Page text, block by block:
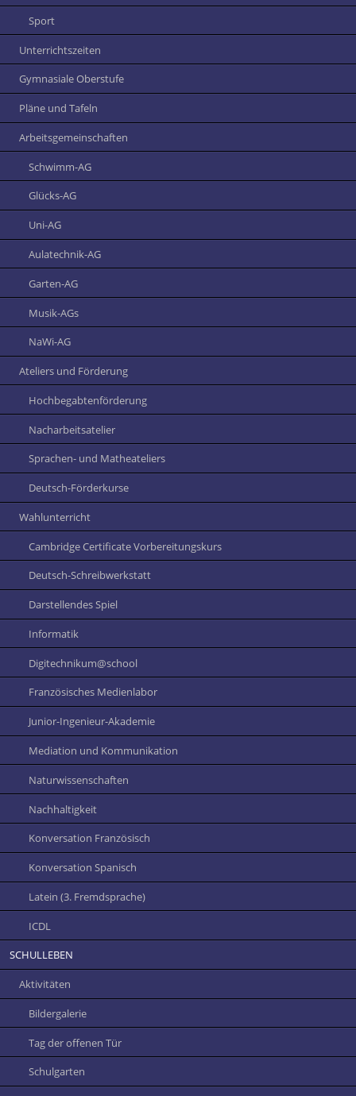
Sport
Unterrichtszeiten
Gymnasiale Oberstufe
Pläne und Tafeln
Arbeitsgemeinschaften
Schwimm-AG
Glücks-AG
Uni-AG
Aulatechnik-AG
Garten-AG
Musik-AGs
NaWi-AG
Ateliers und Förderung
Hochbegabtenförderung
Nacharbeitsatelier
Sprachen- und Matheateliers
Deutsch-Förderkurse
Wahlunterricht
Cambridge Certificate Vorbereitungskurs
Deutsch-Schreibwerkstatt
Darstellendes Spiel
Informatik
Digitechnikum@school
Französisches Medienlabor
Junior-Ingenieur-Akademie
Mediation und Kommunikation
Naturwissenschaften
Nachhaltigkeit
Konversation Französisch
Konversation Spanisch
Latein (3. Fremdsprache)
ICDL
SCHULLEBEN
Aktivitäten
Bildergalerie
Tag der offenen Tür
Schulgarten